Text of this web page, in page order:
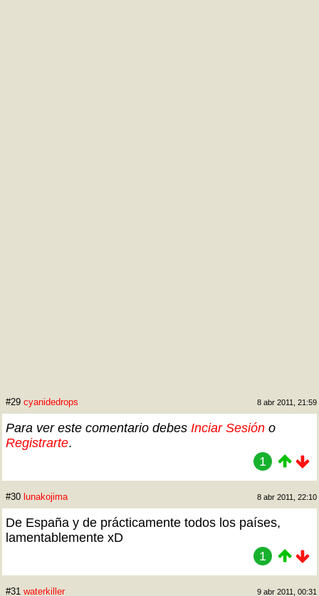
#29 cyanidedrops 8 abr 2011, 21:59
Para ver este comentario debes Inciar Sesión o
Registrarte.
1
#30 lunakojima 8 abr 2011, 22:10
De España y de prácticamente todos los países,
lamentablemente xD
1
#31 waterkiller 9 abr 2011, 00:31